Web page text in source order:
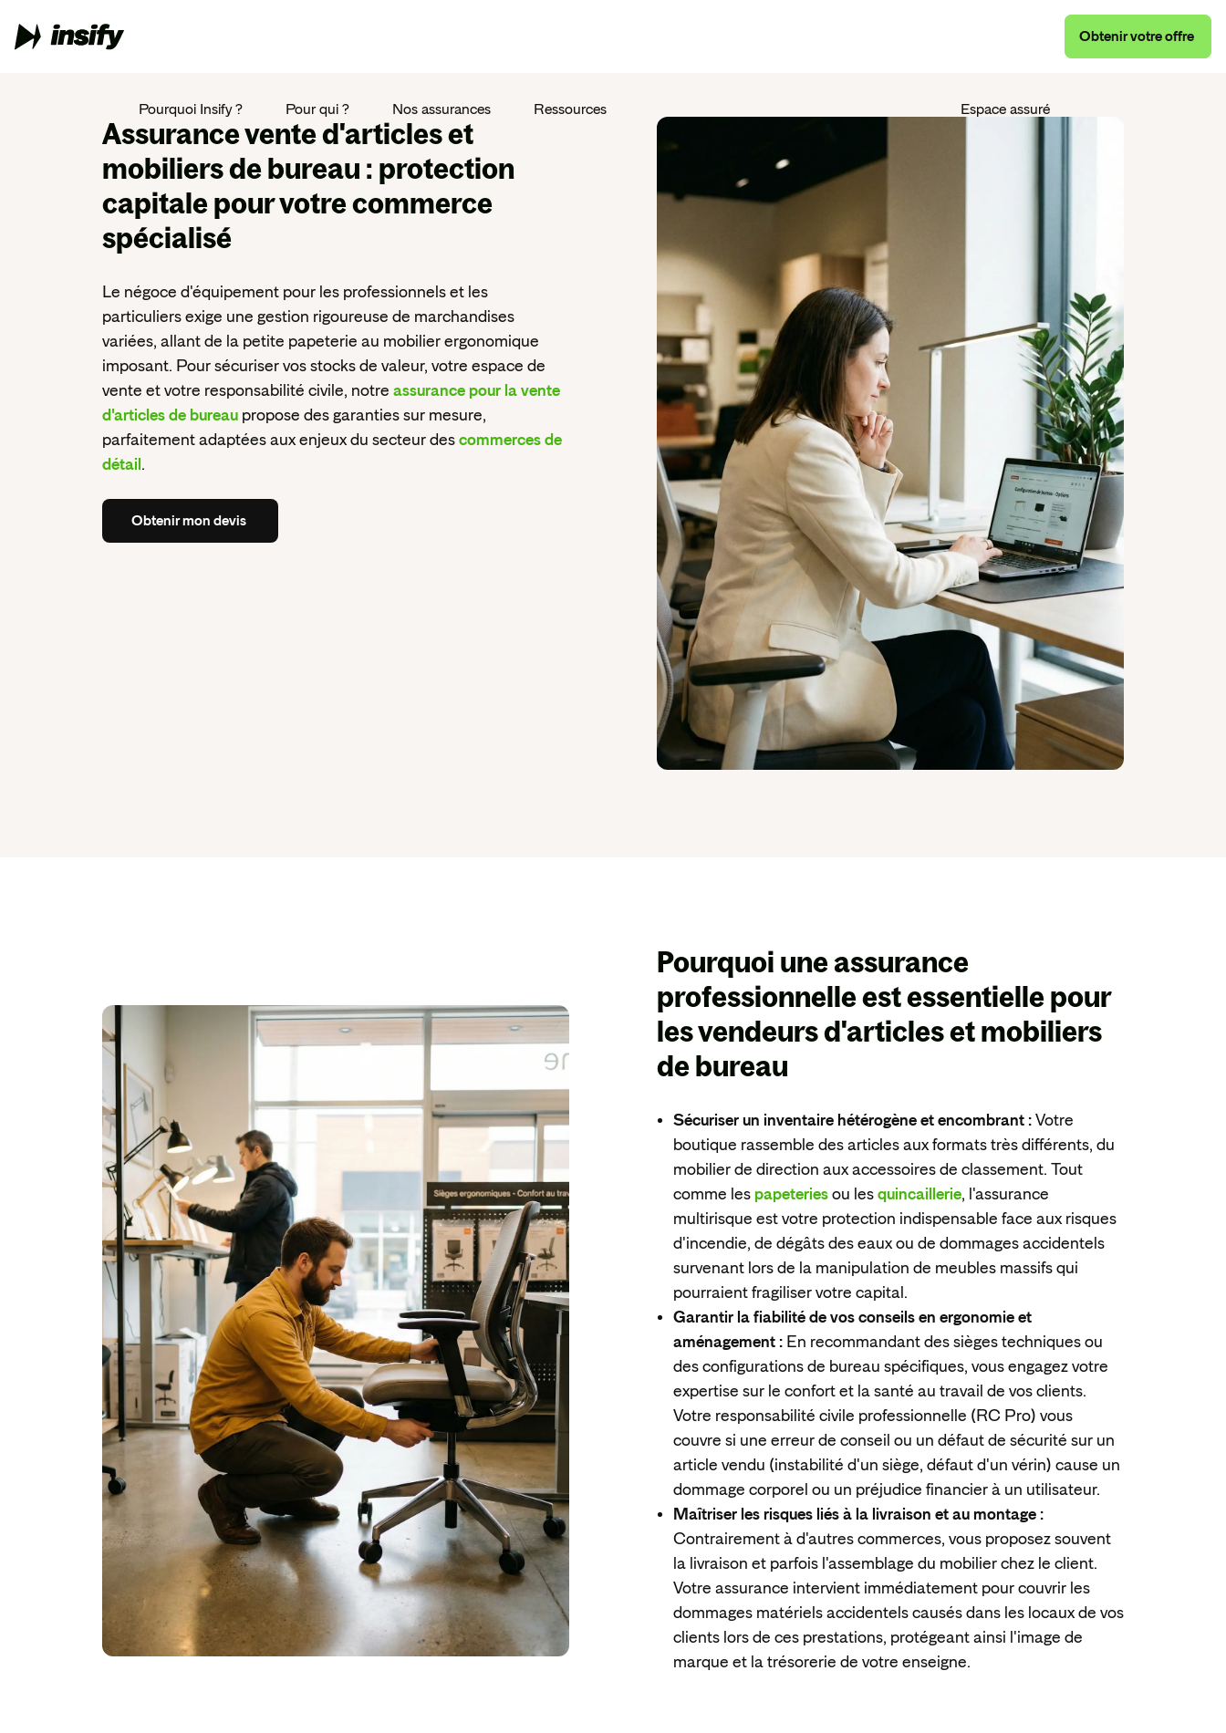
Pourquoi Insify ? Pour qui ? Nos assurances Ressources Espace assuré
Obtenirvotreoffre
Assurance vente d'articles et
mobiliers de bureau : protection
capitale pour votre commerce
spécialisé
Le négoce d'équipement pour les professionnels et les
particuliers exige une gestion rigoureuse de marchandises
variées, allant de la petite papeterie au mobilier ergonomique
imposant. Pour sécuriser vos stocks de valeur, votre espace de
vente et votre responsabilité civile, notre assurance pour la vente
d'articles de bureau propose des garanties sur mesure,
parfaitement adaptées aux enjeux du secteur des commerces de
détail .
Obtenirmon devis
Pourquoi uneassurance
professionnelle est essentiellepour
les vendeurs d'articles et mobiliers
de bureau
Sécuriser un inventaire hétérogène et encombrant : Votre
boutique rassemble des articles aux formats très différents, du
mobilier de direction aux accessoires de classement. Tout
comme les papeteries ou les quincaillerie, l'assurance
multirisque est votre protection indispensable face aux risques
d'incendie, de dégâts des eaux ou de dommages accidentels
survenant lors de la manipulation de meubles massifs qui
pourraient fragiliser votre capital.
Garantir la fiabilité de vos conseils en ergonomie et
aménagement : En recommandant des sièges techniques ou
des configurations de bureau spécifiques, vous engagez votre
expertise sur le confort et la santé au travail de vos clients.
Votre responsabilité civile professionnelle (RC Pro) vous
couvre si une erreur de conseil ou un défaut de sécurité sur un
article vendu (instabilité d'un siège, défaut d'un vérin) cause un
dommage corporel ou un préjudice financier à un utilisateur.
Maîtriser les risques liés à la livraison et au montage :
Contrairement à d'autres commerces, vous proposez souvent
la livraison et parfois l'assemblage du mobilier chez le client.
Votre assurance intervient immédiatement pour couvrir les
dommages matériels accidentels causés dans les locaux de vos
clients lors de ces prestations, protégeant ainsi l'image de
marque et la trésorerie de votre enseigne.